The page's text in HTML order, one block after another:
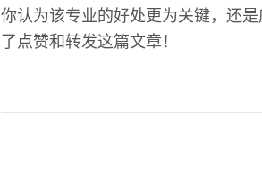
你认为该专业的好处更为关键，还
了点赞和转发这篇文章！